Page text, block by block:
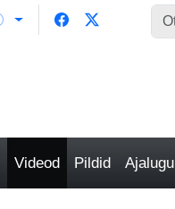
Videod Pildid Ajalugu